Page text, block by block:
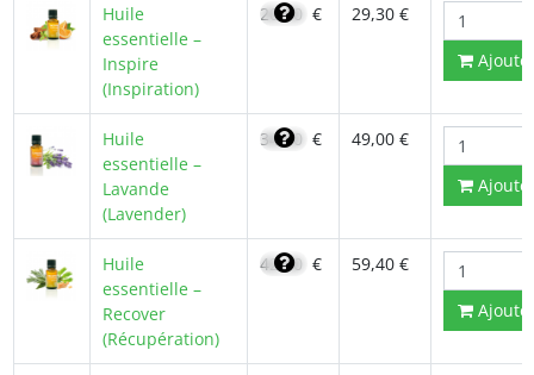
Huile
essentielle –
Inspire
(Inspiration)
20,90 € 29,30 €
Huile
essentielle –
Lavande
(Lavender)
34,00 € 49,00 €
Huile
essentielle –
Recover
(Récupération)
42,40 € 59,40 €